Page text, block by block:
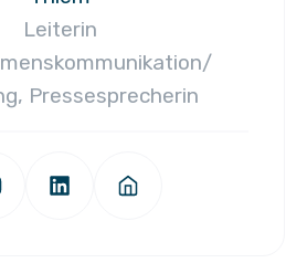
Leiterin
Pressesprecherin